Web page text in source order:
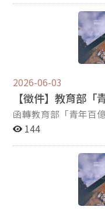
移植登錄及病人自主
11500004981號函辦理。 二、旨揭活動係該
生福利部115年度「
畫」，為鼓勵各界持
權利及器官捐贈意願
三、旨揭徵稿活動類
一）、「圖文創作」
投 稿 相 關 資 訊 請 至
（https://
期間自即日起至7月
洽詢(02)-2358-2088
錄及病人自主推廣中
2026-06-03
【徵件】教育部「
函轉教育部「青年百
訊： 一、依據教育部115年5月21日臺教授青部字第
青年人才培育計畫，
合作積極開發青年所
質圓夢機會，協助青
國家競爭力與外交軟實力。 三、檢附旨揭
夢機會開發原則」、
144